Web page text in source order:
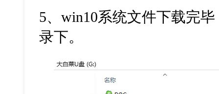
5、win10系统文件下载完
录下。